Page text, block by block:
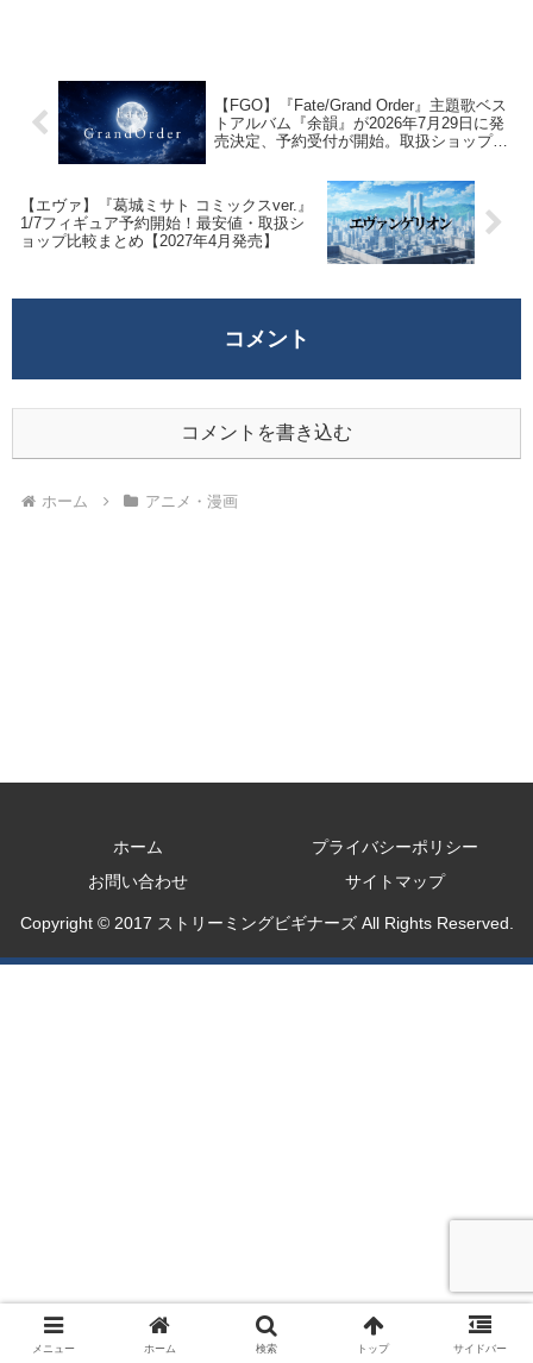
【FGO】『Fate/Grand Order』主題歌ベス
トアルバム『余韻』が2026年7月29日に発
売決定、予約受付が開始。取扱ショップ・
【エヴァ】『葛城ミサト コミックスver.』
1/7フィギュア予約開始！最安値・取扱シ
ョップ比較まとめ【2027年4月発売】
コメント
コメントを書き込む
ホーム アニメ・漫画
ホーム
プライバシーポリシー
お問い合わせ
サイトマップ
Copyright © 2017 ストリーミングビギナーズ All Rights Reserved.
メニュー ホーム 検索 トップ サイドバー